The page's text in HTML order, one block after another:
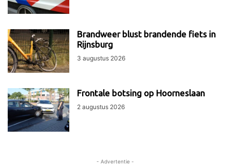
Brandweer blust brandende fiets in
Rijnsburg
3 augustus 2026
Frontale botsing op Hoorneslaan
2 augustus 2026
- Advertentie -